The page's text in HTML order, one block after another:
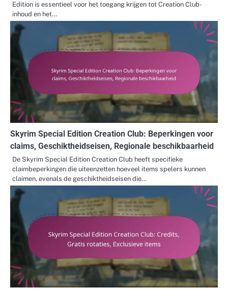
Edition is essentieel voor het toegang krijgen tot Creation Club-
inhoud en het…
Skyrim Special Edition Creation Club: Beperkingen voor
claims, Geschiktheidseisen, Regionale beschikbaarheid
De Skyrim Special Edition Creation Club heeft specifieke
claimbeperkingen die uiteenzetten hoeveel items spelers kunnen
claimen, evenals de geschiktheidseisen die…